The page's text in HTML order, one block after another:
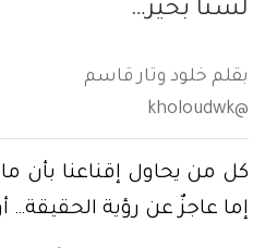
لسنا بخير…
بقلم خلود وتار قاسم
@kholoudwk
كل من يحاول إقناعنا بأن
إما عاجزٌ عن رؤية